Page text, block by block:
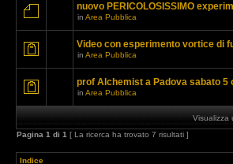
nuovo PERICOLOSISSIMO
in Area Pubblica
Video con esperimento vortice di
in Area Pubblica
prof Alchemist a Padova sabato 5
in Area Pubblica
Visualizza
Pagina 1 di 1 [ La ricerca ha trovato 7 risultati ]
Indice